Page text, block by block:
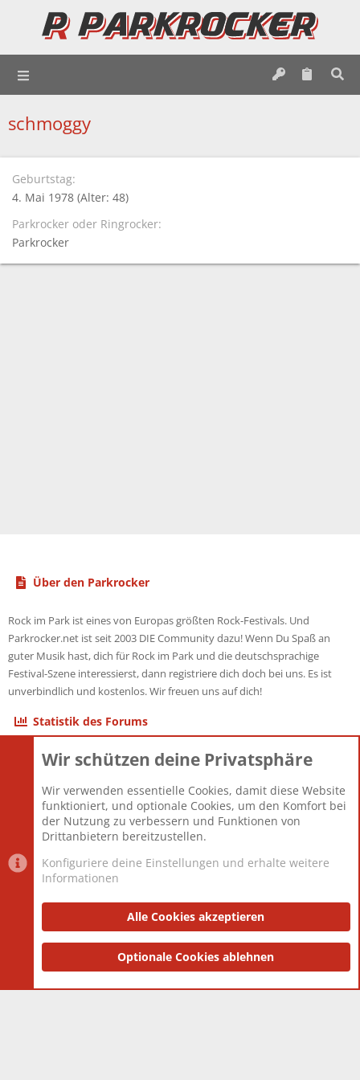
schmoggy
Geburtstag
4. Mai 1978 (Alter: 48)
Parkrocker oder Ringrocker
Parkrocker
Über den Parkrocker
Rock im Park ist eines von Europas größten Rock-Festivals. Und
Parkrocker.net ist seit 2003 DIE Community dazu! Wenn Du Spaß an
guter Musik hast, dich für Rock im Park und die deutschsprachige
Festival-Szene interessierst, dann registriere dich doch bei uns. Es ist
unverbindlich und kostenlos. Wir freuen uns auf dich!
Statistik des Forums
Themen
Mitglieder
12.425
Neuestes Mitglied
Toddster85
Datenschutzerklärung Impressum
Community platform by XenForo® © 2010-2025 XenForo Ltd.
and add-ons by ThemeHouse
Wir schützen deine Privatsphäre
Wir verwenden essentielle Cookies, damit diese Website
funktioniert, und optionale Cookies, um den Komfort bei
der Nutzung zu verbessern und Funktionen von
Drittanbietern bereitzustellen.
Konfiguriere deine Einstellungen und erhalte weitere
Informationen
Alle Cookies akzeptieren
Optionale Cookies ablehnen